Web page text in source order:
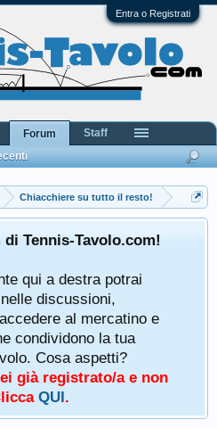
Entra o Registrati
Chiacchiere su tutto il resto!
Tennis-Tavolo.com!
qui a destra potrai
discussioni,
al mercatino e
condividono la tua
Cosa aspetti?
già registrato/a e non
QUI.
Forum
Staff